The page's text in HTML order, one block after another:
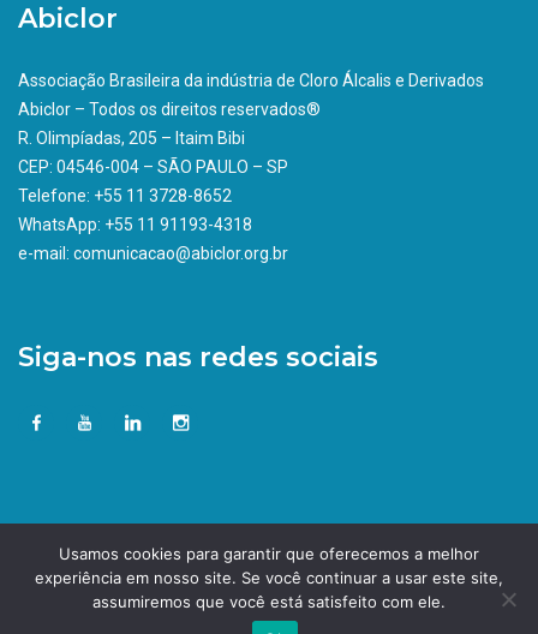
Abiclor
Associação Brasileira da indústria de Cloro Álcalis e Derivados
Abiclor – Todos os direitos reservados®
R. Olimpíadas, 205 – Itaim Bibi
CEP: 04546-004 – SÃO PAULO – SP
Telefone: +55 11 3728-8652
WhatsApp: +55 11 91193-4318
e-mail: comunicacao@abiclor.org.br
Siga-nos nas redes sociais
Usamos cookies para garantir que oferecemos a melhor
experiência em nosso site. Se você continuar a usar este site,
assumiremos que você está satisfeito com ele.